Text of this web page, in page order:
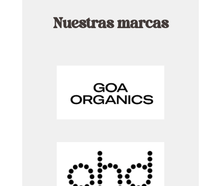
Nuestras marcas